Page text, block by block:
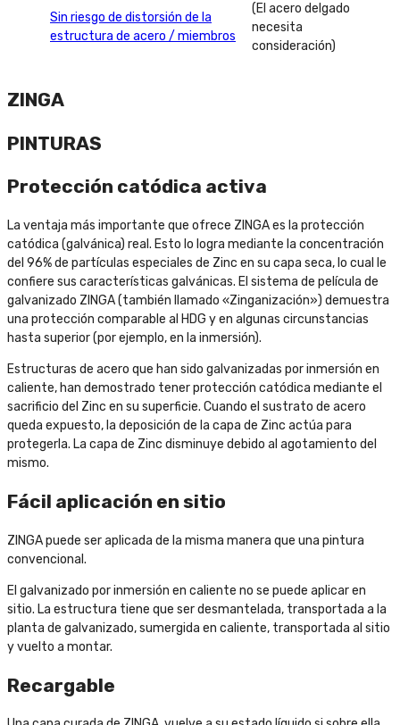
Sin riesgo de distorsión de la
estructura de acero / miembros
(El acero delgado
necesita
consideración)
ZINGA
PINTURAS
Protección catódica activa
La ventaja más importante que ofrece ZINGA es la protección
catódica (galvánica) real. Esto lo logra mediante la concentración
del 96% de partículas especiales de Zinc en su capa seca, lo cual le
confiere sus características galvánicas. El sistema de película de
galvanizado ZINGA (también llamado «Zinganización») demuestra
una protección comparable al HDG y en algunas circunstancias
hasta superior (por ejemplo, en la inmersión).
Estructuras de acero que han sido galvanizadas por inmersión en
caliente, han demostrado tener protección catódica mediante el
sacrificio del Zinc en su superficie. Cuando el sustrato de acero
queda expuesto, la deposición de la capa de Zinc actúa para
protegerla. La capa de Zinc disminuye debido al agotamiento del
mismo.
Fácil aplicación en sitio
ZINGA puede ser aplicada de la misma manera que una pintura
convencional.
El galvanizado por inmersión en caliente no se puede aplicar en
sitio. La estructura tiene que ser desmantelada, transportada a la
planta de galvanizado, sumergida en caliente, transportada al sitio
y vuelto a montar.
Recargable